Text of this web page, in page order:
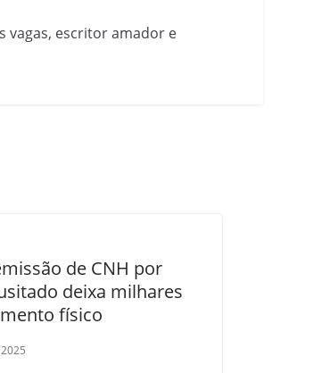
vagas, escritor amador e
de CNH por
deixa milhares
físico